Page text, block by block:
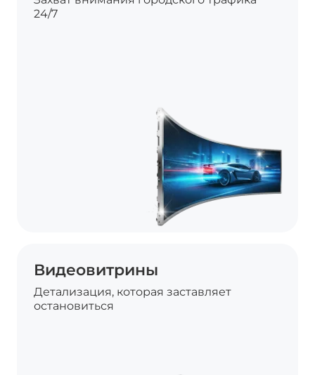
24/7
Видеовитрины
Детализация, которая заставляет
остановиться